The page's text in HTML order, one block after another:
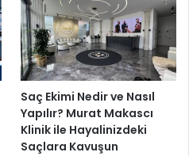
Saç Ekimi Nedir ve Nasıl
Yapılır? Murat Makascı
Klinik ile Hayalinizdeki
Saçlara Kavuşun